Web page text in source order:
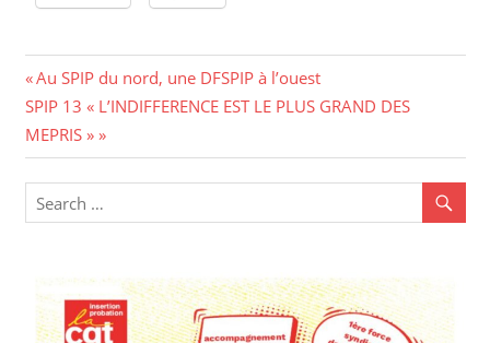
Navigation
de
l’article
Previous
Post:
Au SPIP du nord, une DFSPIP à l’ouest
Next
Post:
SPIP 13 « L’INDIFFERENCE EST LE PLUS GRAND DES
MEPRIS »